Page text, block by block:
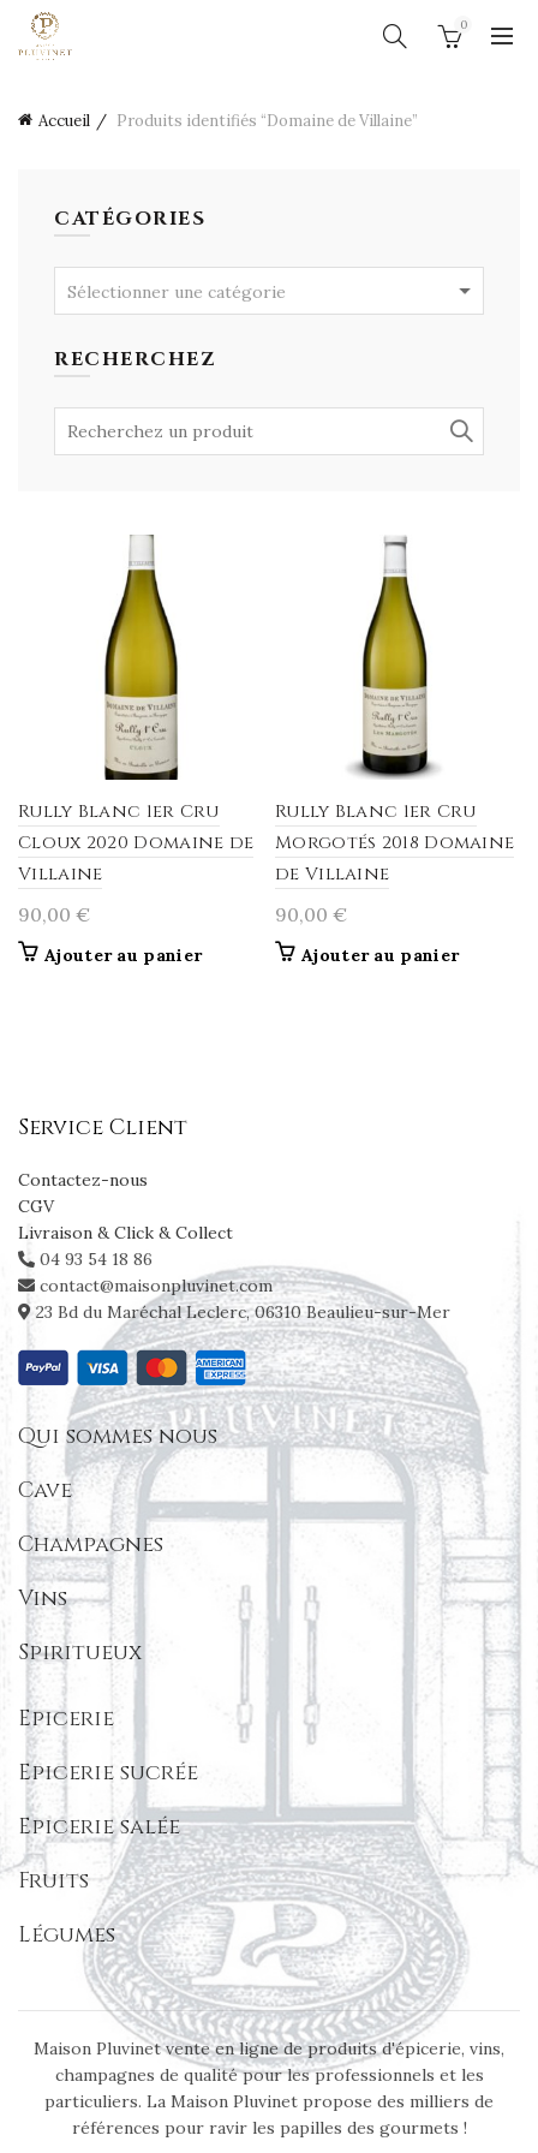
0
Accueil Produits identifiés “Domaine de Villaine”
CATÉGORIES
Sélectionner une catégorie
RECHERCHEZ
Rully Blanc 1er Cru
Cloux 2020 Domaine de
Villaine
90,00 €
Ajouter au panier
Rully Blanc 1er Cru
Morgotés 2018 Domaine
de Villaine
90,00 €
Ajouter au panier
Service Client
Contactez-nous
CGV
Livraison & Click & Collect
04 93 54 18 86
contact@maisonpluvinet.com
23 Bd du Maréchal Leclerc, 06310 Beaulieu-sur-Mer
Qui sommes nous
Cave
Champagnes
Vins
Spiritueux
Epicerie
Epicerie sucrée
Epicerie salée
Fruits
Légumes
Maison Pluvinet vente en ligne de produits d'épicerie, vins,
champagnes de qualité pour les professionnels et les
particuliers. La Maison Pluvinet propose des milliers de
références pour ravir les papilles des gourmets !